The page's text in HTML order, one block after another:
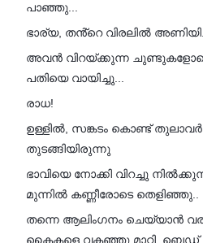
പാഞ്ഞു...
ഭാര്യ, തൻ്റെ വിരലിൽ
അവൻ വിറയ്ക്കുന്ന
പതിയെ വായിച്ചു...
രാധ!
ഉള്ളിൽ, സങ്കടം കൊണ്ട്
തുടങ്ങിയിരുന്നു
ഭാവിയെ നോക്കി വിറച്ചു
മുന്നിൽ കണ്ണീരോടെ തെളിഞ്ഞു..
തന്നെ ആലിംഗനം ചെയ്യാൻ
കൈകളെ വകഞ്ഞു മാറ്റി, ബെഡ്